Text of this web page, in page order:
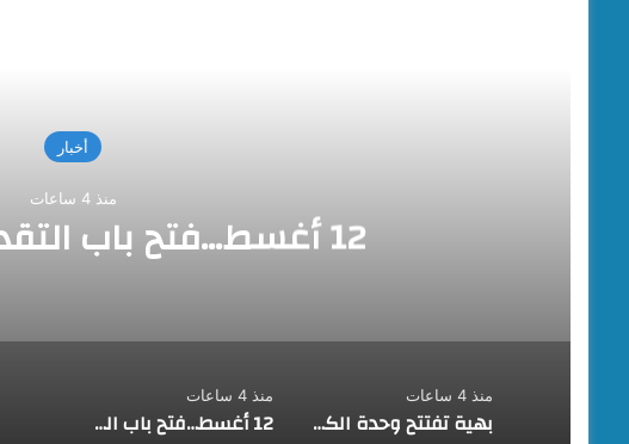
أخبار
منذ 4 ساعات
12 أغسط…فتح باب التقديم لحج القرعة
منذ 4 ساعات
بهية تفتتح وحدة الكشف المبكر والعيادات التخصصية بالقاهرة الجديدة
منذ 4 ساعات
12 أغسط…فتح باب التقديم لحج القرعة